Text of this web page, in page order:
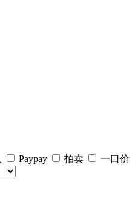
Paypay 拍卖 一口价